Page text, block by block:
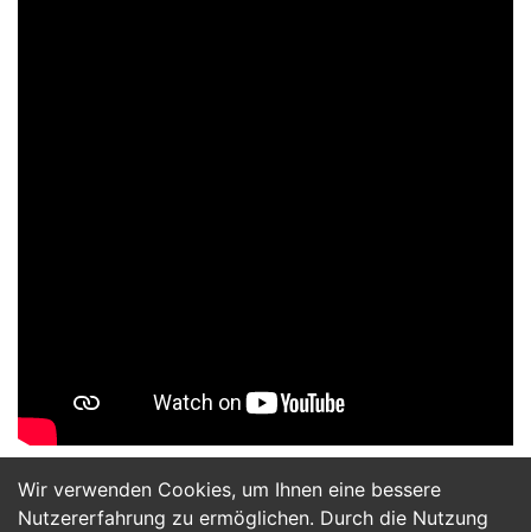
Wir verwenden Cookies, um Ihnen eine bessere
Nutzererfahrung zu ermöglichen. Durch die Nutzung
Jetzt Bewerben